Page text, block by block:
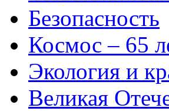
Безопасность
Космос – 65
Экология и
Великая